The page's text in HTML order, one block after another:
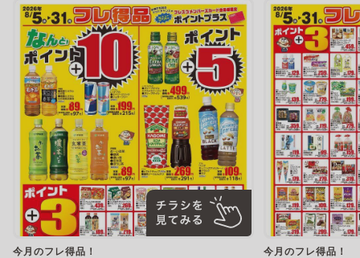
今月のフレ得品！ 今月のフレ得品！